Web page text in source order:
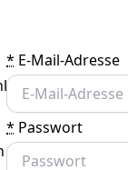
* E-Mail-Adresse
* Passwort